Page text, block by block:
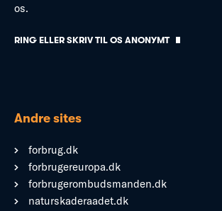
os.
RING ELLER SKRIV TIL OS ANONYMT
Andre sites
forbrug.dk
forbrugereuropa.dk
forbrugerombudsmanden.dk
naturskaderaadet.dk